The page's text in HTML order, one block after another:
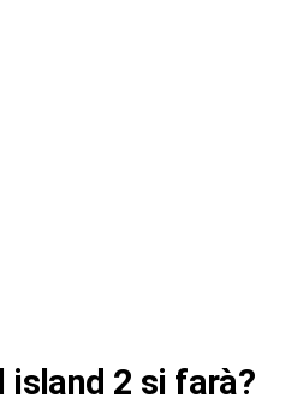
island 2 si farà?